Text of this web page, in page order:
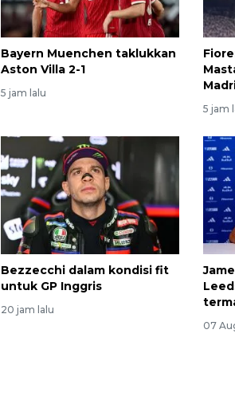
Bayern Muenchen taklukkan
Aston Villa 2-1
5 jam lalu
5 jam
Bezzecchi dalam kondisi fit
untuk GP Inggris
20 jam lalu
07
15 July 2026